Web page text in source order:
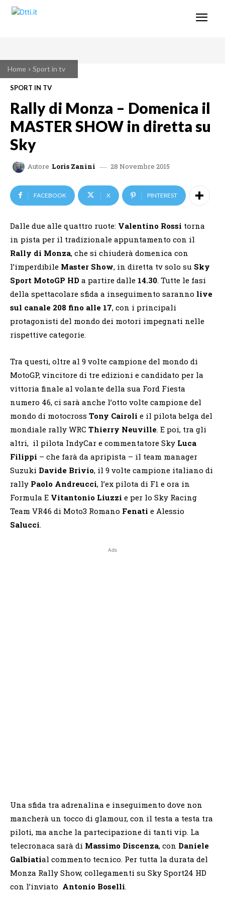
Home Sport in tv
SPORT IN TV
Rally di Monza – Domenica il
MASTER SHOW in diretta su
Sky
Autore Loris Zanini 28 Novembre 2015
FACEBOOK X PINTEREST
Dalle due alle quattro ruote: Valentino Rossi torna
in pista per il tradizionale appuntamento con il
Rally di Monza, che si chiuderà domenica con
l’imperdibile Master Show, in diretta tv solo su Sky
Sport MotoGP HD a partire dalle 14.30. Tutte le fasi
della spettacolare sfida a inseguimento saranno live
sul canale 208 fino alle 17, con i principali
protagonisti del mondo dei motori impegnati nelle
rispettive categorie.
Tra questi, oltre al 9 volte campione del mondo di
MotoGP, vincitore di tre edizioni e candidato per la
vittoria finale al volante della sua Ford Fiesta
numero 46, ci sarà anche l’otto volte campione del
mondo di motocross Tony Cairoli e il pilota belga del
mondiale rally WRC Thierry Neuville. E poi, tra gli
altri, il pilota IndyCar e commentatore Sky Luca
Filippi – che farà da apripista – il team manager
Suzuki Davide Brivio, il 9 volte campione italiano di
rally Paolo Andreucci, l’ex pilota di F1 e ora in
Formula E Vitantonio Liuzzi e per lo Sky Racing
Team VR46 di Moto3 Romano Fenati e Alessio
Salucci.
Ads
Una sfida tra adrenalina e inseguimento dove non
mancherà un tocco di glamour, con il testa a testa tra
piloti, ma anche la partecipazione di tanti vip. La
telecronaca sarà di Massimo Discenza, con Daniele
Galbiatial commento tecnico. Per tutta la durata del
Monza Rally Show, collegamenti su Sky Sport24 HD
con l’inviato Antonio Boselli.